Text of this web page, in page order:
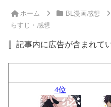
ホーム BL漫画感想
らすじ・感想
〚記事内に広告が含まれて